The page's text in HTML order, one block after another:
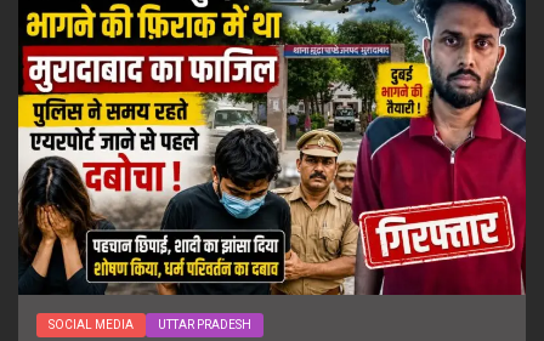
SOCIAL MEDIA UTTAR PRADESH